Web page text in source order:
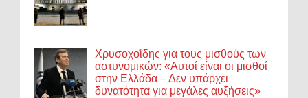
Χρυσοχοΐδης για τους μισθούς των
αστυνομικών: «Αυτοί είναι οι μισθοί
στην Ελλάδα – Δεν υπάρχει
δυνατότητα για μεγάλες αυξήσεις»